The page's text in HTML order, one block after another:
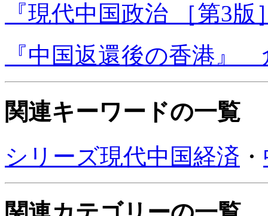
『現代中国政治 ［第3
『中国返還後の香港』
関連キーワードの一覧
シリーズ現代中国経済 ・